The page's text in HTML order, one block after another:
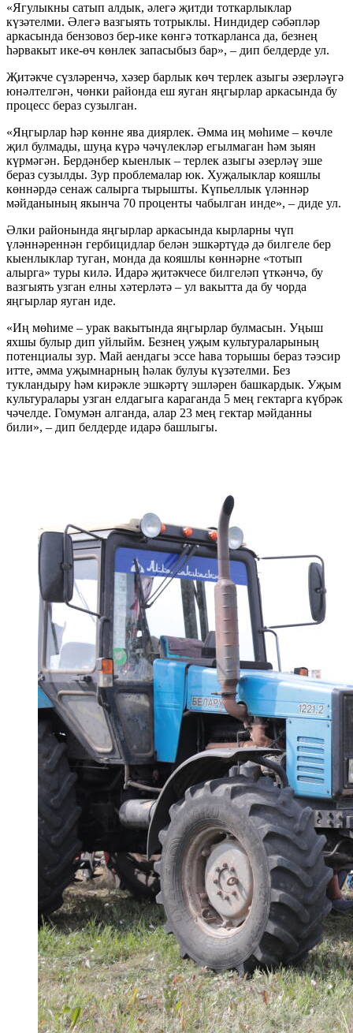
«Ягулыкны сатып алдык, әлегә җитди тоткарлыклар
күзәтелми. Әлегә вазгыять тотрыклы. Ниндидер сәбәпләр
аркасында бензовоз бер-ике көнгә тоткарланса да, безнең
һәрвакыт ике-өч көнлек запасыбыз бар», – дип белдерде ул.
Җитәкче сүзләренчә, хәзер барлык көч терлек азыгы әзерләүгә
юнәлтелгән, чөнки районда еш яуган яңгырлар аркасында бу
процесс бераз сузылган.
«Яңгырлар һәр көнне ява диярлек. Әмма иң мөһиме – көчле
җил булмады, шуңа күрә чәчүлекләр егылмаган һәм зыян
күрмәгән. Бердәнбер кыенлык – терлек азыгы әзерләү эше
бераз сузылды. Зур проблемалар юк. Хуҗалыклар кояшлы
көннәрдә сенаж салырга тырышты. Күпьеллык үләннәр
мәйданының якынча 70 проценты чабылган инде», – диде ул.
Әлки районында яңгырлар аркасында кырларны чүп
үләннәреннән гербицидлар белән эшкәртүдә дә билгеле бер
кыенлыклар туган, монда да кояшлы көннәрне «тотып
алырга» туры килә. Идарә җитәкчесе билгеләп үткәнчә, бу
вазгыять узган елны хәтерләтә – ул вакытта да бу чорда
яңгырлар яуган иде.
«Иң мөһиме – урак вакытында яңгырлар булмасын. Уңыш
яхшы булыр дип уйлыйм. Безнең уҗым культураларының
потенциалы зур. Май аендагы эссе һава торышы бераз тәэсир
итте, әмма уҗымнарның һәлак булуы күзәтелми. Без
тукландыру һәм кирәкле эшкәртү эшләрен башкардык. Уҗым
культуралары узган елдагыга караганда 5 мең гектарга күбрәк
чәчелде. Гомумән алганда, алар 23 мең гектар мәйданны
били», – дип белдерде идарә башлыгы.